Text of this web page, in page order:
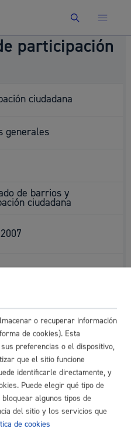
Buscar
participación
ciudadana
generales
de barrios y
ciudadana
art. 1, 16 bis, 33
inicialmente en el
29 de enero de 2015,
Modificación art.
aprobada inicialmente
julio de 2016. Sin
o recuperar información
de cookies). Esta
preferencias o el dispositivo,
que el sitio funcione
identificarle directamente, y
Puede elegir qué tipo de
algunos tipos de
del sitio y los servicios que
de cookies